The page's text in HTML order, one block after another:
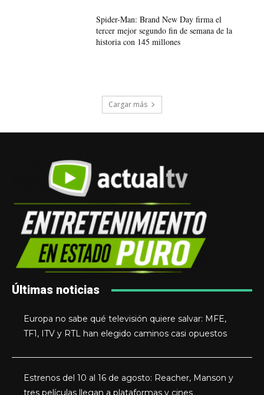
Spider-Man: Brand New Day firma el
tercer mejor segundo fin de semana de la
historia con 145 millones
Cargar más
Últimas noticias
Europa no sabe qué televisión quiere salvar: MFE,
TF1, ITV y RTL han elegido caminos casi opuestos
Estrenos del 10 al 16 de agosto: Reacher, Manson y
tres películas llegan a plataformas y cines